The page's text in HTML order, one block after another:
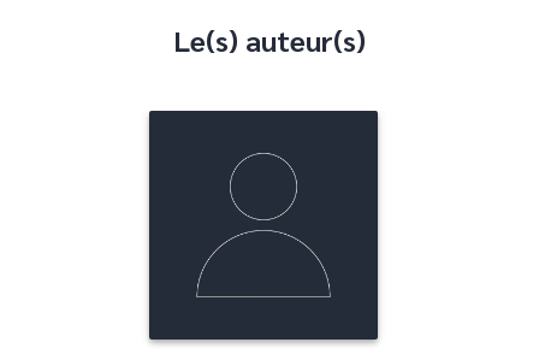
Le(s) auteur(s)